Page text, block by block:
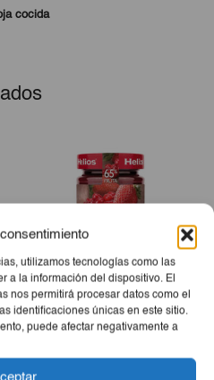
utilizamos tecnologías como las
a la información del dispositivo. El
nos permitirá procesar datos como el
identificaciones únicas en este sitio.
puede afectar negativamente a
cocida
Mermelada Extra Fresa Y
Arándano Helios 340g
€2,85